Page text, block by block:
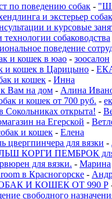
по поведению собак -
и экстерьер собак
и курсовые
собаководства
поведение
и кошек в юао - зоосалон
и кошек в Царицыно -
и кошек - Инна
Вам на дом - Алина
и кошек от 700 руб. -
Сокольниках открыта! -
на Егерской -
и кошек - Елена
цвергпинчера для вязки -
КОРГИ ПЕМБРОК для
для вязки. - Марина
в Красногорске -
И КОШЕК ОТ 990 Р
свободного